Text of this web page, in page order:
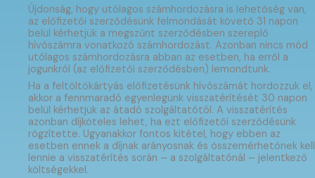
Újdonság, hogy utólagos számhordozásra is lehetőség van,
az előfizetői szerződésünk felmondását követő 31 napon
belül kérhetjük a megszűnt szerződésben szereplő
hívószámra vonatkozó számhordozást. Azonban nincs mód
utólagos számhordozásra abban az esetben, ha erről a
jogunkról (az előfizetői szerződésben) lemondtunk.
Ha a feltöltőkártyás előfizetésünk hívószámát hordozzuk el,
akkor a fennmaradó egyenlegünk visszatérítését 30 napon
belül kérhetjük az átadó szolgáltatótól. A visszatérítés
azonban díjköteles lehet, ha ezt előfizetői szerződésünk
rögzítette. Ugyanakkor fontos kitétel, hogy ebben az
esetben ennek a díjnak arányosnak és összemérhetőnek kell
lennie a visszatérítés során – a szolgáltatónál – jelentkező
költségekkel.